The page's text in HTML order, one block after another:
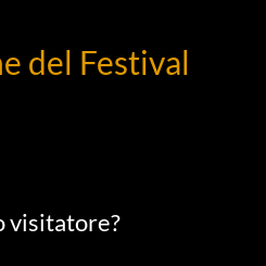
del Festival
visitatore?